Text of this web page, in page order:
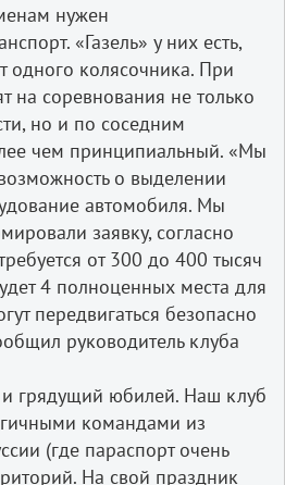
нужен
«Газель» у них есть,
одного колясочника. При
на соревнования не только
но и по соседним
чем принципиальный. «Мы
о выделении
автомобиля. Мы
заявку, согласно
от 300 до 400 тысяч
4 полноценных места для
передвигаться безопасно
руководитель клуба
и грядущий юбилей. Наш клуб
командами из
(где параспорт очень
На свой праздник